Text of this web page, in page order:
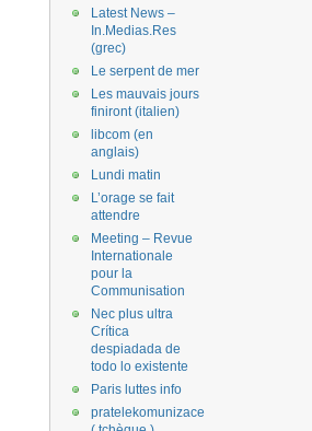
Latest News –
In.Medias.Res
(grec)
Le serpent de mer
Les mauvais jours
finiront (italien)
libcom (en
anglais)
Lundi matin
L’orage se fait
attendre
Meeting – Revue
Internationale
pour la
Communisation
Nec plus ultra
Crítica
despiadada de
todo lo existente
Paris luttes info
pratelekomunizace